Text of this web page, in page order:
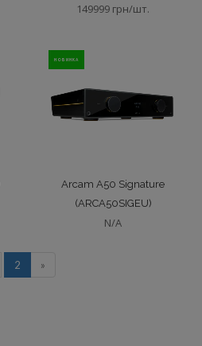
149999 грн/шт.
НОВИНКА
Arcam A50 Signature
(ARCA50SIGEU)
N/A
2 »